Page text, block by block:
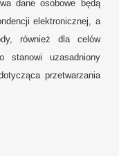
dane osobowe będą
elektronicznej, a
również dla celów
stanowi uzasadniony
przetwarzania